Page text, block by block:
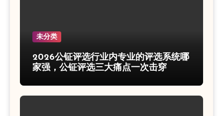
未分类
2026公钲评选行业内专业的评选系统哪
家强，公钲评选三大痛点一次击穿